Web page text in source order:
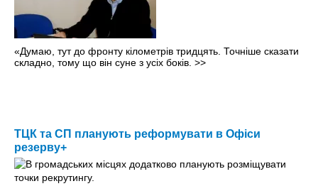
«Думаю, тут до фронту кілометрів тридцять. Точніше сказати
складно, тому що він суне з усіх боків. >>
ТЦК та СП планують реформувати в Офіси
резерву+